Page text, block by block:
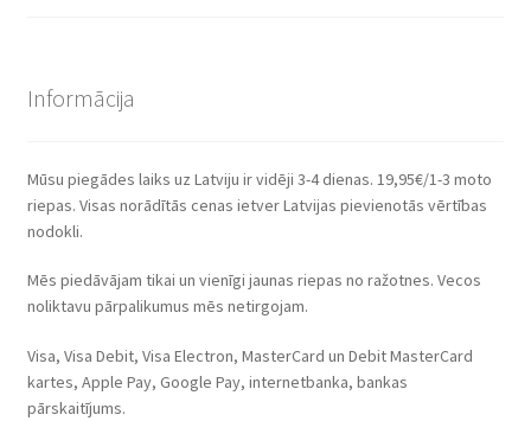
Informācija
Mūsu piegādes laiks uz Latviju ir vidēji 3-4 dienas. 19,95€/1-3 moto
riepas. Visas norādītās cenas ietver Latvijas pievienotās vērtības
nodokli.
Mēs piedāvājam tikai un vienīgi jaunas riepas no ražotnes. Vecos
noliktavu pārpalikumus mēs netirgojam.
Visa, Visa Debit, Visa Electron, MasterCard un Debit MasterCard
kartes, Apple Pay, Google Pay, internetbanka, bankas
pārskaitījums.